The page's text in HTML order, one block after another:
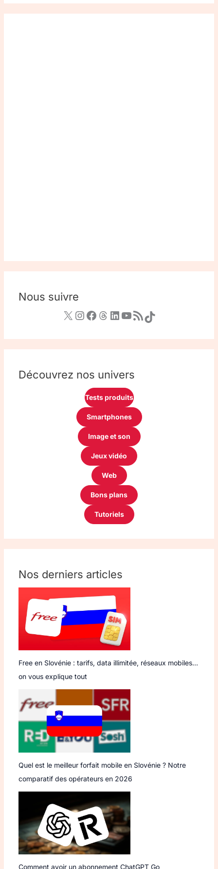
Nous suivre
Découvrez nos univers
Tests produits
Smartphones
Image et son
Jeux vidéo
Web
Bons plans
Tutoriels
Nos derniers articles
Free en Slovénie : tarifs, data illimitée, réseaux mobiles…
on vous explique tout
Quel est le meilleur forfait mobile en Slovénie ? Notre
comparatif des opérateurs en 2026
Comment avoir un abonnement ChatGPT Go